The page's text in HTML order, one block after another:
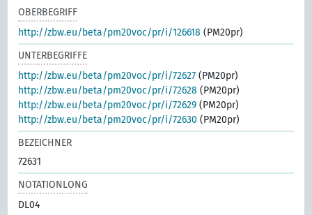
OBERBEGRIFF
http://zbw.eu/beta/pm20voc/pr/i/126618 (PM20pr)
UNTERBEGRIFFE
http://zbw.eu/beta/pm20voc/pr/i/72627 (PM20pr)
http://zbw.eu/beta/pm20voc/pr/i/72628 (PM20pr)
http://zbw.eu/beta/pm20voc/pr/i/72629 (PM20pr)
http://zbw.eu/beta/pm20voc/pr/i/72630 (PM20pr)
BEZEICHNER
72631
NOTATIONLONG
DL04